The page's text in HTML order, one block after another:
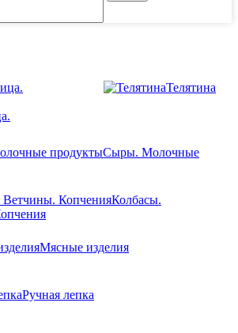
Телятина
Сыры. Молочные
Колбасы.
Мясные изделия
Ручная лепка